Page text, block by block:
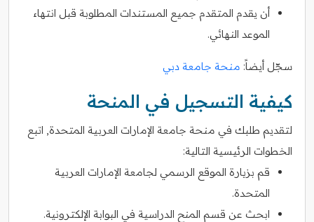
أن يقدم المتقدم جميع المستندات المطلوبة قبل انتهاء
الموعد النهائي.
سجّل أيضاً: منحة جامعة دبي
كيفية التسجيل في المنحة
لتقديم طلبك في منحة جامعة الإمارات العربية المتحدة, اتبع
الخطوات الرئيسية التالية:
قم بزيارة الموقع الرسمي لجامعة الإمارات العربية
المتحدة.
ابحث عن قسم المنح الدراسية في البوابة الإلكترونية.